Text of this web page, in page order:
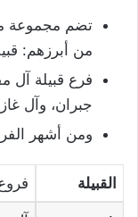
تضم مجموعة
من أبرزهم:
فرع قبيلة آل
جبران، وآل
ومن أشهر
القبيلة